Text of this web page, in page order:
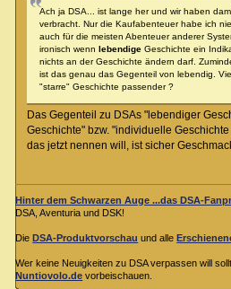
Ach ja DSA... ist lange her und wir haben
verbracht. Nur die Kaufabenteuer habe ich
auch für die meisten Abenteuer anderer
ironisch wenn lebendigeGeschichte ein
nichts an der Geschichte ändern darf.
ist das genau das Gegenteil von lebendig.
"starre" Geschichte passender ?
Das Gegenteil zu DSAs "lebendiger
Geschichte" bzw. "individuelle
das jetzt nennen will, ist sicher
Hinter dem Schwarzen Auge ...das DSA-
DSA, Aventuria und DSK!
Die DSA-Produktvorschau und alle
Wer keine Neuigkeiten zu DSA verpassen will
Nuntiovolo.de vorbeischauen.